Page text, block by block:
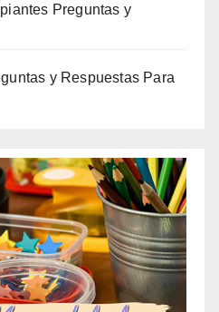
Preguntas y
y Respuestas Para